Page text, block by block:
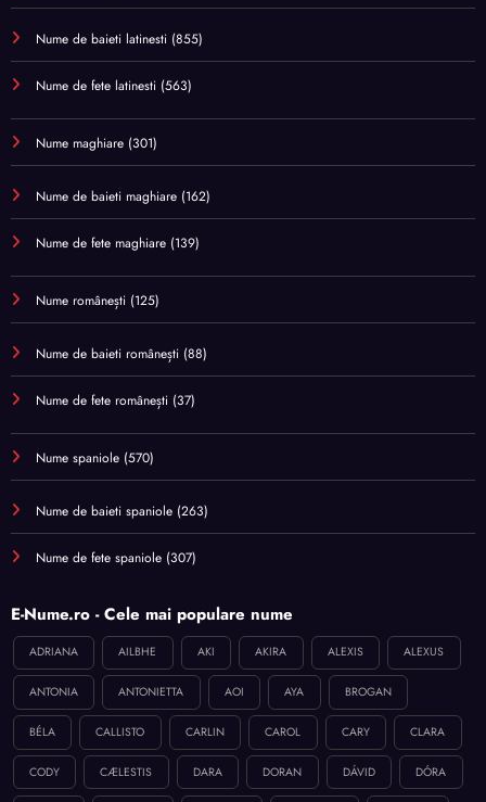
Nume de baieti latinesti (855)
Nume de fete latinesti (563)
Nume maghiare (301)
Nume de baieti maghiare (162)
Nume de fete maghiare (139)
Nume românești (125)
Nume de baieti românești (88)
Nume de fete românești (37)
Nume spaniole (570)
Nume de baieti spaniole (263)
Nume de fete spaniole (307)
E-Nume.ro - Cele mai populare nume
ADRIANA AILBHE AKI AKIRA ALEXIS ALEXUS
ANTONIA ANTONIETTA AOI AYA BROGAN
BÉLA CALLISTO CARLIN CAROL CARY CLARA
CODY CÆLESTIS DARA DORAN DÁVID DÓRA